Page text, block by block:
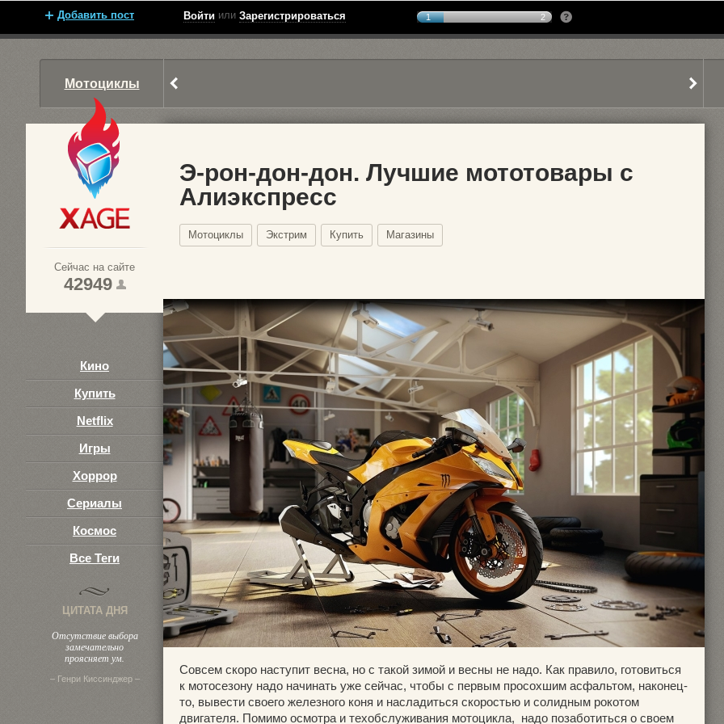
Добавить пост Войти или Зарегистрироваться 1 2
Мотоциклы
1
Сейчас на сайте
42949
Кино
Купить
Netflix
Игры
Хоррор
Сериалы
Космос
Все Теги
ЦИТАТА ДНЯ
Отсутствие выбора
замечательно
проясняет ум.
– Генри Киссинджер –
Э-рон-дон-дон. Лучшие мототовары с
Алиэкспресс
Мотоциклы Экстрим Купить Магазины
Совсем скоро наступит весна, но с такой зимой и весны не надо. Как правило, готовиться
к мотосезону надо начинать уже сейчас, чтобы с первым просохшим асфальтом, наконец-
то, вывести своего железного коня и насладиться скоростью и солидным рокотом
двигателя. Помимо осмотра и техобслуживания мотоцикла, надо позаботиться о своем